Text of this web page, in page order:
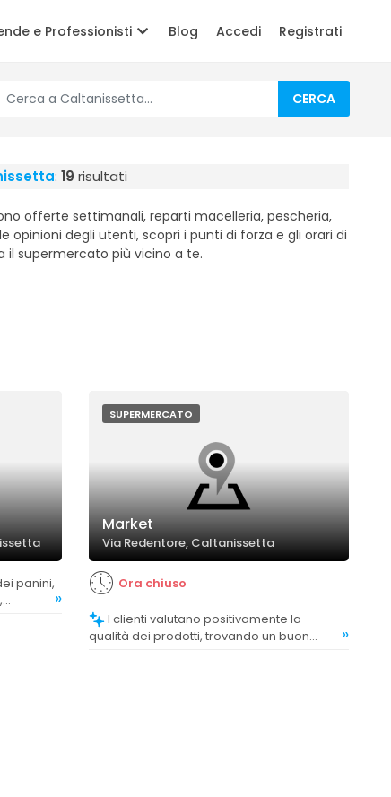
e Professionisti Blog Accedi Registrati
CERCA
: 19 risultati
offerte settimanali, reparti macelleria, pescheria,
opinioni degli utenti, scopri i punti di forza e gli orari di
il supermercato più vicino a te.
»
SUPERMERCATO
Market
Via Redentore, Caltanissetta
Ora chiuso
I clienti valutano positivamente la
qualità dei prodotti, trovando un buon
»